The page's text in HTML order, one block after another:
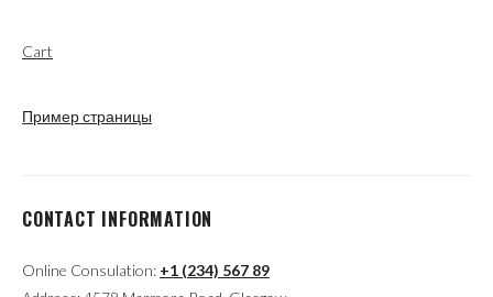
Cart
Пример страницы
CONTACT INFORMATION
Online Consulation: +1 (234) 567 89